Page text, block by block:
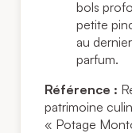
bols
petite
au
parfum.
Référence :
patrimoine
« Potage